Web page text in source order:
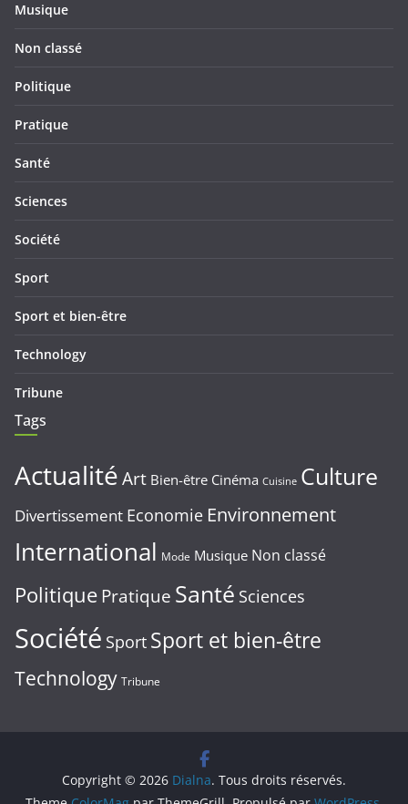
Musique
Non classé
Politique
Pratique
Santé
Sciences
Société
Sport
Sport et bien-être
Technology
Tribune
Tags
ActualitéArt Bien-être Cinéma Cuisine Culture
Divertissement Economie Environnement
International Mode Musique Non classé
Politique Pratique Santé Sciences
Société Sport Sport et bien-être
Technology Tribune
Copyright © 2026 Dialna. Tous droits réservés.